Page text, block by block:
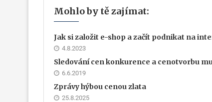
Mohlo by tě zajímat:
Jak si založit e-shop a začít podnikat na
4.8.2023
Sledování cen konkurence a cenotvorbu
6.6.2019
Zprávy hýbou cenou zlata
25.8.2025